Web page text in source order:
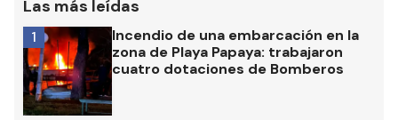
Las más leídas
Incendio de una embarcación en la
zona de Playa Papaya: trabajaron
cuatro dotaciones de Bomberos
1